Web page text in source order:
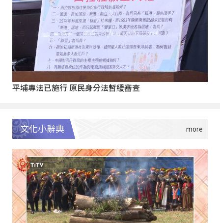
平埔專法已施行 原民身分法暫緩審查
文化小辭典